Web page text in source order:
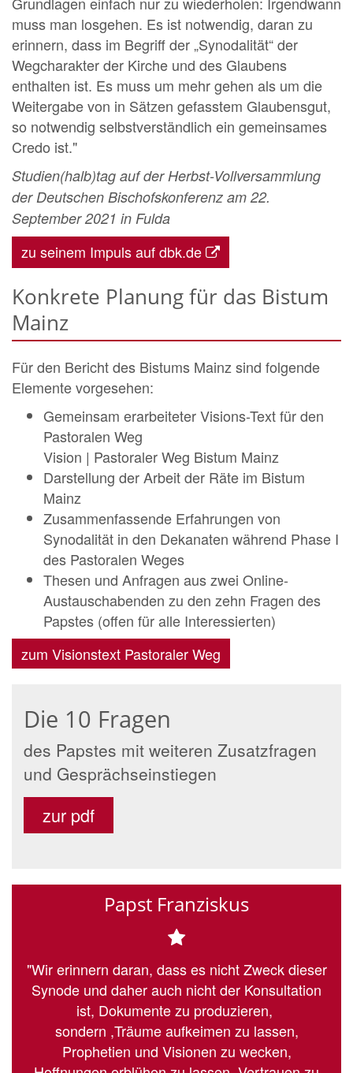
muss man losgehen. Es ist notwendig, daran zu
erinnern, dass im Begriff der „Synodalität“ der
Wegcharakter der Kirche und des Glaubens
enthalten ist. Es muss um mehr gehen als um die
Weitergabe von in Sätzen gefasstem Glaubensgut,
so notwendig selbstverständlich ein gemeinsames
Credo ist."
Studien(halb)tag auf der Herbst-Vollversammlung
der Deutschen Bischofskonferenz am 22.
September 2021 in Fulda
zu seinem Impuls auf dbk.de
Konkrete Planung für das Bistum
Mainz
Für den Bericht des Bistums Mainz sind folgende
Elemente vorgesehen:
Gemeinsam erarbeiteter Visions-Text für den
Pastoralen Weg
Vision | Pastoraler Weg Bistum Mainz
Darstellung der Arbeit der Räte im Bistum
Mainz
Zusammenfassende Erfahrungen von
Synodalität in den Dekanaten während Phase I
des Pastoralen Weges
Thesen und Anfragen aus zwei Online-
Austauschabenden zu den zehn Fragen des
Papstes (offen für alle Interessierten)
zum Visionstext Pastoraler Weg
Die 10 Fragen
des Papstes mit weiteren Zusatzfragen
und Gesprächseinstiegen
zur pdf
Papst Franziskus
"Wir erinnern daran, dass es nicht Zweck dieser
Synode und daher auch nicht der Konsultation
ist, Dokumente zu produzieren,
sondern ,Träume aufkeimen zu lassen,
Prophetien und Visionen zu wecken,